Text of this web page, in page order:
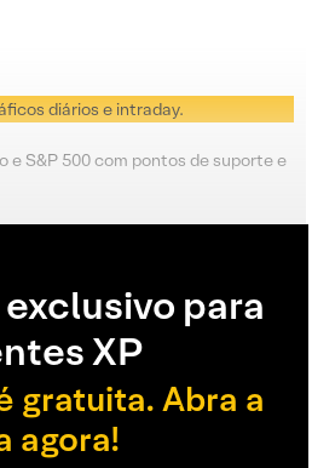
diários e intraday.
e S&P 500 com pontos de suporte e
para
XP
gratuita. Abra a
agora!